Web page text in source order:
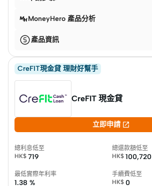
MoneyHero 產品分析
產品資訊
CreFIT現金貸 理財好幫手
CreFIT 現金貸
立即申請 
總利息低至
HK$ 719
總還款額低至
HK$ 100,720
最低實際年利率
1.38 %
手續費低至
HK$ 0